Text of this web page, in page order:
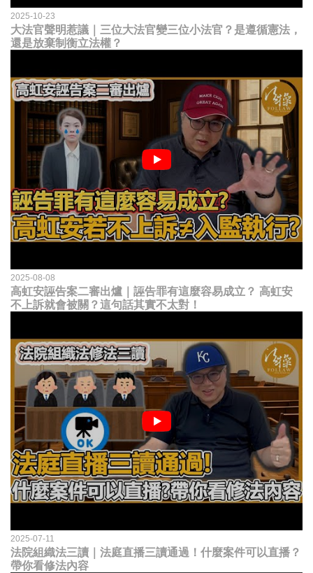
2025-10-23
大法官聲明惹議｜三位大法官變三位小法官？是遵循憲法，
還是放棄制衡立法權？
2025-08-08
高虹安誣告案二審出爐｜誣告罪有這麼容易成立？ 高虹安
不上訴就會被關？這句話其實不太對！
2025-07-11
法院組織法三讀｜法庭直播三讀通過！什麼案件可以直播？
帶你看修法內容